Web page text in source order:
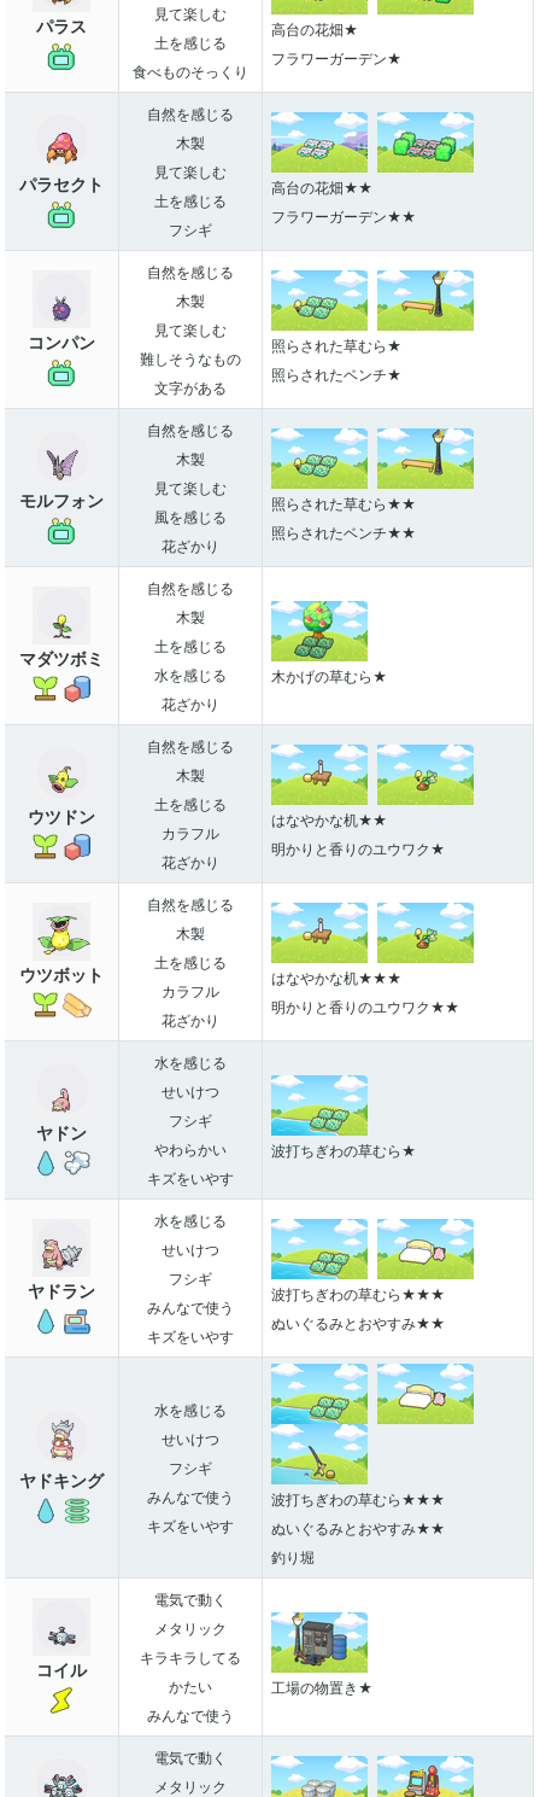
パラス
見て楽しむ
土を感じる
食べものそっくり
高台の花畑★
フラワーガーデン★
パラセクト
自然を感じる
木製
見て楽しむ
土を感じる
フシギ
高台の花畑★★
フラワーガーデン★★
コンパン
自然を感じる
木製
見て楽しむ
難しそうなもの
文字がある
照らされた草むら★
照らされたベンチ★
モルフォン
自然を感じる
木製
見て楽しむ
風を感じる
花ざかり
照らされた草むら★★
照らされたベンチ★★
マダツボミ
自然を感じる
木製
土を感じる
水を感じる
花ざかり
木かげの草むら★
ウツドン
自然を感じる
木製
土を感じる
カラフル
花ざかり
はなやかな机★★
明かりと香りのユウワク★
ウツボット
自然を感じる
木製
土を感じる
カラフル
花ざかり
はなやかな机★★★
明かりと香りのユウワク★★
ヤドン
水を感じる
せいけつ
フシギ
やわらかい
キズをいやす
波打ちぎわの草むら★
ヤドラン
水を感じる
せいけつ
フシギ
みんなで使う
キズをいやす
波打ちぎわの草むら★★★
ぬいぐるみとおやすみ★★
ヤドキング
水を感じる
せいけつ
フシギ
みんなで使う
キズをいやす
波打ちぎわの草むら★★★
ぬいぐるみとおやすみ★★
釣り堀
コイル
電気で動く
メタリック
キラキラしてる
かたい
みんなで使う
工場の物置き★
電気で動く
メタリック